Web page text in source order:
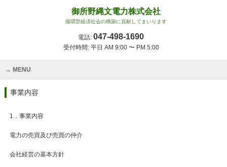
御所野縄文電力株式会社
循環型経済社会の構築に貢献してまいります
電話: 047-498-1690
受付時間: 平日 AM 9:00 〜 PM 5:00
MENU
事業内容
1．事業内容
電力の売買及び売買の仲介
会社経営の基本方針